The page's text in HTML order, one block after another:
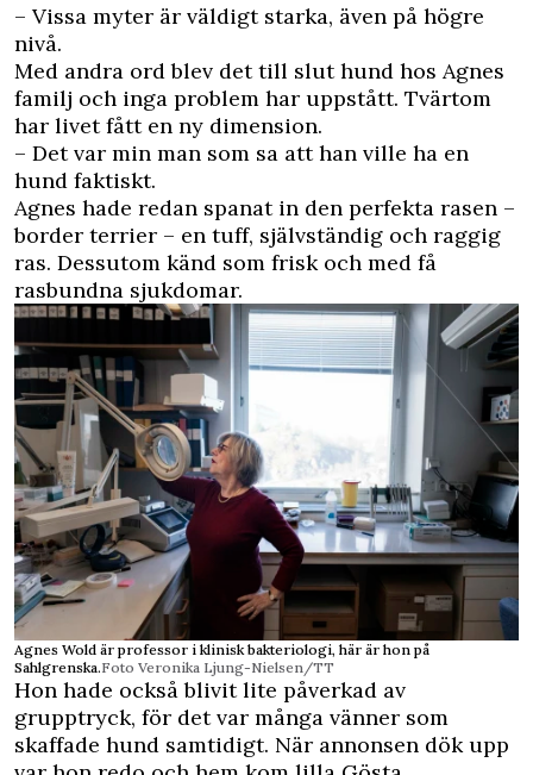
– Vissa myter är väldigt starka, även på högre
nivå.
Med andra ord blev det till slut hund hos Agnes
familj och inga problem har uppstått. Tvärtom
har livet fått en ny dimension.
– Det var min man som sa att han ville ha en
hund faktiskt.
Agnes hade redan spanat in den perfekta rasen –
border terrier – en tuff, självständig och raggig
ras. Dessutom känd som frisk och med få
rasbundna sjukdomar.
Agnes Wold är professor i klinisk bakteriologi, här är hon på
Sahlgrenska.Foto Veronika Ljung-Nielsen/TT
Hon hade också blivit lite påverkad av
grupptryck, för det var många vänner som
skaffade hund samtidigt. När annonsen dök upp